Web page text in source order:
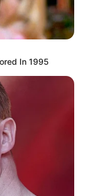
In 1995